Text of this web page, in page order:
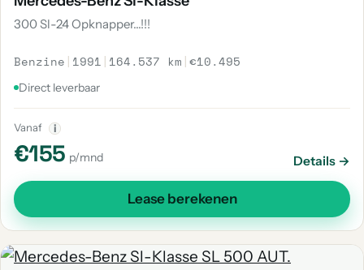
300 Sl-24 Opknapper...!!!
Benzine | 1991 | 164.537 km |€10.495
Direct leverbaar
Vanaf i
€155 p/mnd Details →
Lease berekenen